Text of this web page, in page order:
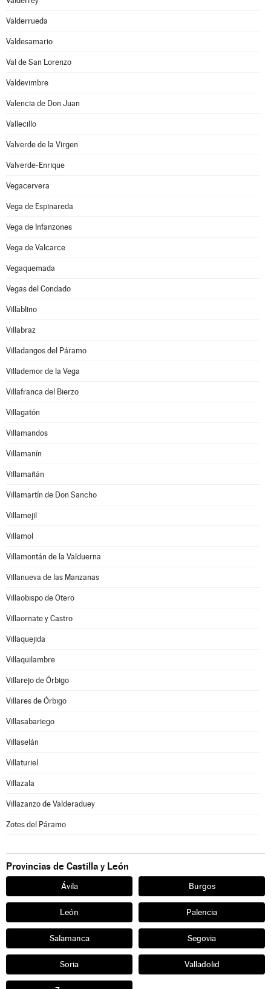
Valderrueda
Valdesamario
Val de San Lorenzo
Valdevimbre
Valencia de Don Juan
Vallecillo
Valverde de la Virgen
Valverde-Enrique
Vegacervera
Vega de Espinareda
Vega de Infanzones
Vega de Valcarce
Vegaquemada
Vegas del Condado
Villablino
Villabraz
Villadangos del Páramo
Villademor de la Vega
Villafranca del Bierzo
Villagatón
Villamandos
Villamanín
Villamañán
Villamartín de Don Sancho
Villamejil
Villamol
Villamontán de la Valduerna
Villanueva de las Manzanas
Villaobispo de Otero
Villaornate y Castro
Villaquejida
Villaquilambre
Villarejo de Órbigo
Villares de Órbigo
Villasabariego
Villaselán
Villaturiel
Villazala
Villazanzo de Valderaduey
Zotes del Páramo
Provincias de Castilla y León
Ávila Burgos
León Palencia
Salamanca Segovia
Soria Valladolid